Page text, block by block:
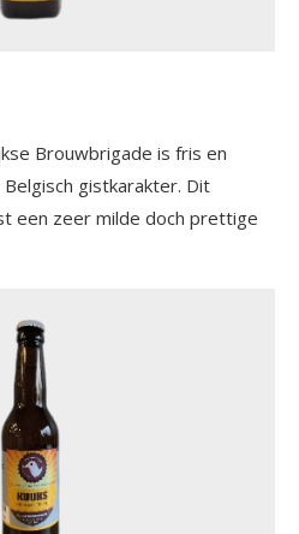
Brouwbrigade is fris en
gistkarakter. Dit
een zeer milde doch prettige